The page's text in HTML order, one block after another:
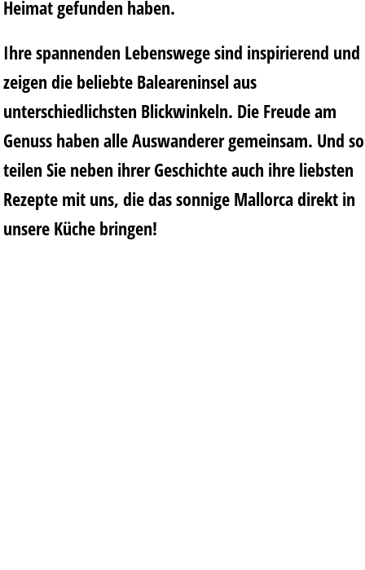
Heimat gefunden haben.
Ihre spannenden Lebenswege sind inspirierend und
zeigen die beliebte Baleareninsel aus
unterschiedlichsten Blickwinkeln. Die Freude am
Genuss haben alle Auswanderer gemeinsam. Und so
teilen Sie neben ihrer Geschichte auch ihre liebsten
Rezepte mit uns, die das sonnige Mallorca direkt in
unsere Küche bringen!